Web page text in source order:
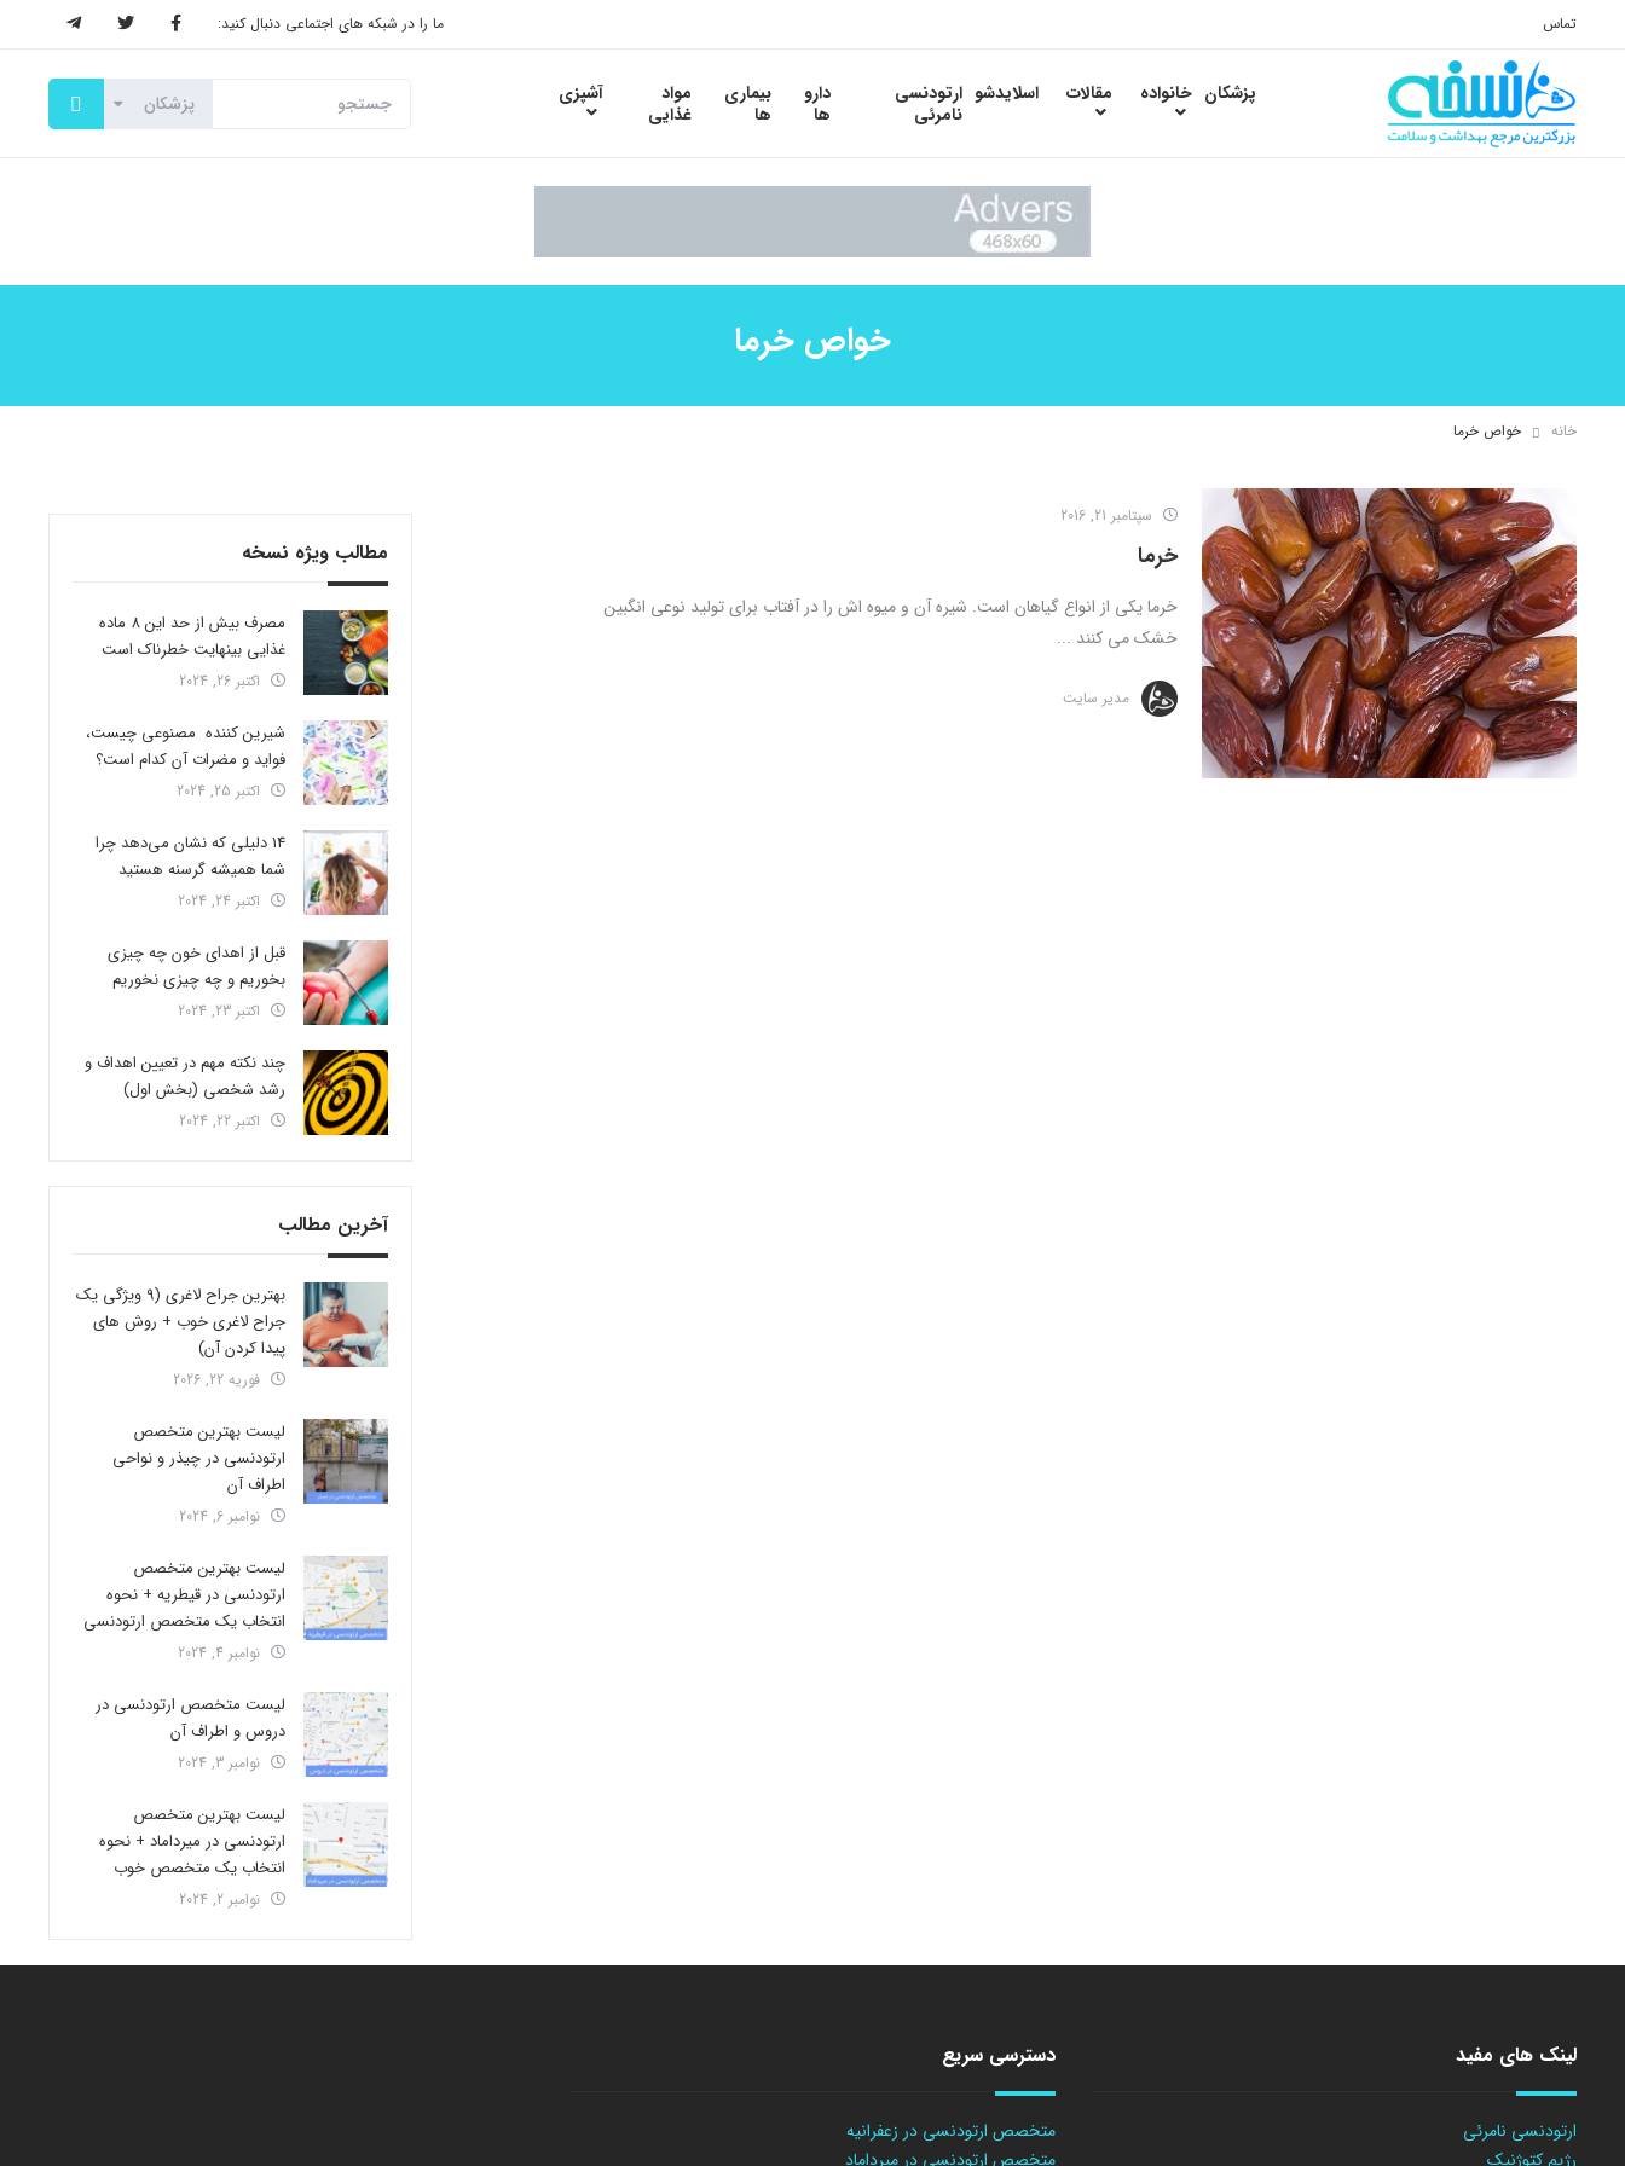
تماس ما را در شبکه های اجتماعی دنبال کنید:
پزشکان خانواده مقالات اسلایدشو ارتودنسی
نامرئی
دارو
ها
بیماری
ها
مواد
غذایی
آشپزی
خواص خرما
خانه خواص خرما
سپتامبر 21, 2016
خرما
خرما یکی از انواع گیاهان است. شیره آن و میوه اش را در آفتاب برای تولید نوعی انگبین
خشک می کنند ...
مدیر سایت
مطالب ویژه نسخه
مصرف بیش از حد این 8 ماده
غذایی بینهایت خطرناک است
اکتبر 26, 2024
شیرین کننده مصنوعی چیست،
فواید و مضرات آن کدام است؟
اکتبر 25, 2024
14 دلیلی که نشان می‌دهد چرا
شما همیشه گرسنه هستید
اکتبر 24, 2024
قبل از اهدای خون چه چیزی
بخوریم و چه چیزی نخوریم
اکتبر 23, 2024
چند نکته مهم در تعیین اهداف و
رشد شخصی (بخش اول)
اکتبر 22, 2024
آخرین مطالب
بهترین جراح لاغری (9 ویژگی یک
جراح لاغری خوب + روش های
پیدا کردن آن)
فوریه 22, 2026
لیست بهترین متخصص
ارتودنسی در چیذر و نواحی
اطراف آن
نوامبر 6, 2024
لیست بهترین متخصص
ارتودنسی در قیطریه + نحوه
انتخاب یک متخصص ارتودنسی
نوامبر 4, 2024
لیست متخصص ارتودنسی در
دروس و اطراف آن
نوامبر 3, 2024
لیست بهترین متخصص
ارتودنسی در میرداماد + نحوه
انتخاب یک متخصص خوب
نوامبر 2, 2024
لینک های مفید
ارتودنسی نامرئی
رژیم کتوژنیک
دسترسی سریع
متخصص ارتودنسی در زعفرانیه
متخصص ارتودنسی در میرداماد